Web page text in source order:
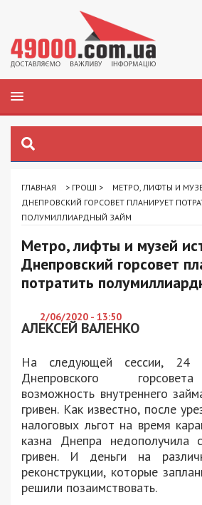
ГЛАВНАЯ > ГРОШІ >
МЕТРО, ЛИФТЫ И
ДНЕПРОВСКИЙ ГОРСОВЕТ ПЛАНИРУЕТ
ПОЛУМИЛЛИАРДНЫЙ ЗАЙМ
Метро, лифты и музей
Днепровский горсовет
потратить
2/06/2020 - 13:50
АЛЕКСЕЙ ВАЛЕНКО
На следующей сессии, 24
Днепровского
возможность внутреннего
гривен. Как известно, после
налоговых льгот на время
казна Днепра недополучила
гривен. И деньги на
реконструкции, которые
решили позаимствовать.